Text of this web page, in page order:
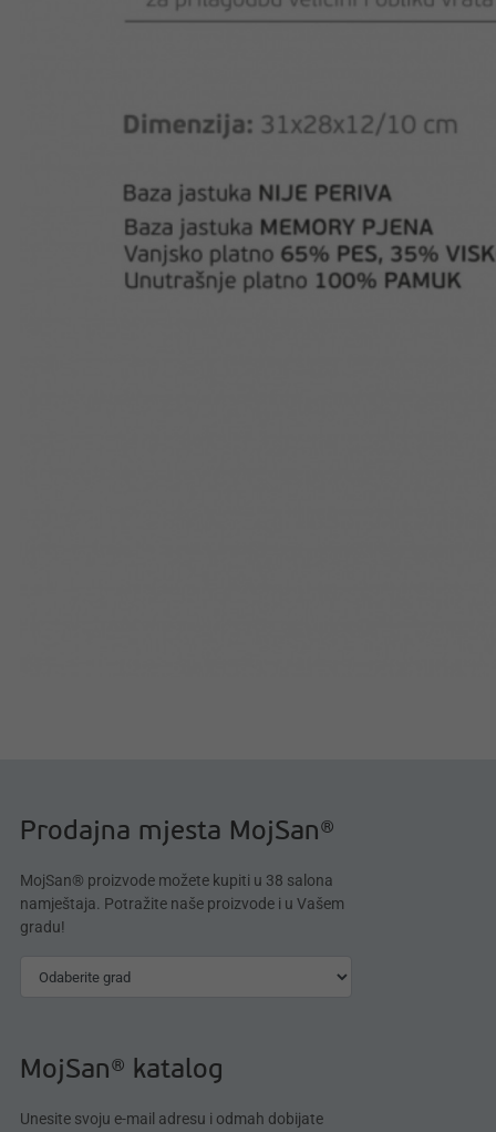
Prodajna mjesta MojSan®
MojSan® proizvode možete kupiti u 38 salona
namještaja. Potražite naše proizvode i u Vašem
gradu!
MojSan® katalog
Unesite svoju e-mail adresu i odmah dobijate